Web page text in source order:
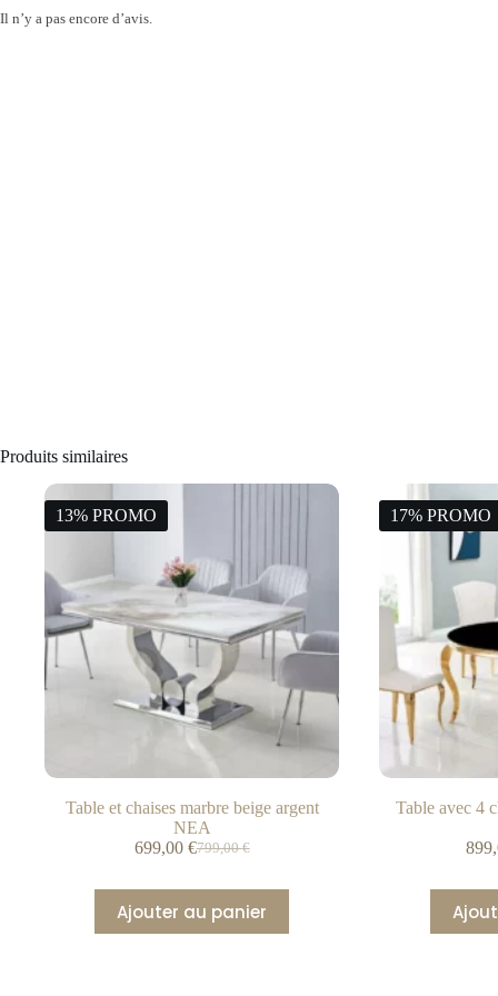
Il n’y a pas encore d’avis.
Produits similaires
13% PROMO
Table et chaises marbre beige argent
NEA
799,00€
699,00 €
Ajouter au panier
17% PROMO
Table avec 4